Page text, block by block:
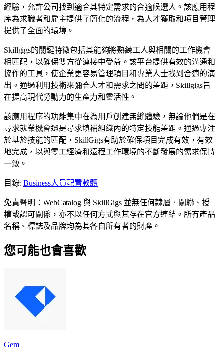
經驗，允許公司找到適合其特定需求的合適候選人。該應用程
序為求職者和雇主提供了簡化的流程，為人才獲取和項目管理
提供了全面的環境。
Skillgigs的關鍵特徵包括其能夠將熟練工人與相關的工作機會
相匹配，以確保雙方從連接中受益。該平台提供有效的溝通和
協作的工具，使企業更容易管理項目和專業人士找到合適的演
出。通過利用技術來彌合人才和需求之間的差距，Skillgigs旨
在提高現代勞動力的生產力和靈活性。
該應用程序的功能集中在為用戶創建無縫體驗，無論他們是在
尋求就業機會還是尋求填補組織內的特定技能差距。通過專注
於基於技能的匹配，SkillGigs有助於確保項目完成有效，有效
地完成，以與零工經濟和遠程工作環境的不斷發展的需求保持
一致。
目錄: Business人員配置軟體
免責聲明：WebCatalog 與 SkillGigs 並無任何隸屬、關聯、授
權或認可關係，亦不以任何方式與其存在官方連結。所有產品
名稱、標誌及品牌均為其各自所有者的財產。
您可能也會喜歡
Gem